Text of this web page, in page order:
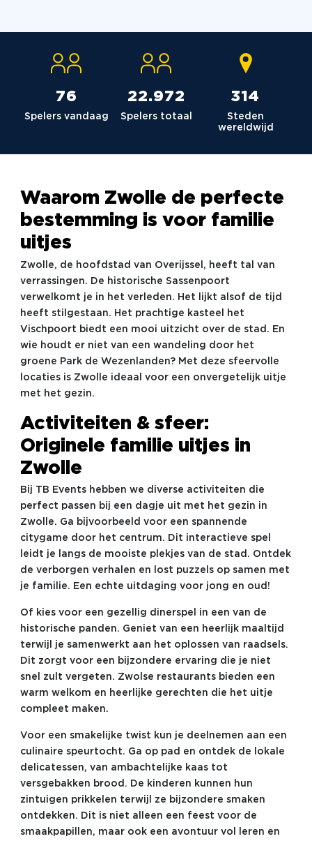
76
Spelers vandaag
23.036
Spelers totaal
315
Steden
wereldwijd
Waarom Zwolle de perfecte
bestemming is voor familie
uitjes
Zwolle, de hoofdstad van Overijssel, heeft tal van
verrassingen. De historische Sassenpoort
verwelkomt je in het verleden. Het lijkt alsof de tijd
heeft stilgestaan. Het prachtige kasteel het
Vischpoort biedt een mooi uitzicht over de stad. En
wie houdt er niet van een wandeling door het
groene Park de Wezenlanden? Met deze sfeervolle
locaties is Zwolle ideaal voor een onvergetelijk uitje
met het gezin.
Activiteiten & sfeer:
Originele familie uitjes in
Zwolle
Bij TB Events hebben we diverse activiteiten die
perfect passen bij een dagje uit met het gezin in
Zwolle. Ga bijvoorbeeld voor een spannende
citygame door het centrum. Dit interactieve spel
leidt je langs de mooiste plekjes van de stad. Ontdek
de verborgen verhalen en lost puzzels op samen met
je familie. Een echte uitdaging voor jong en oud!
Of kies voor een gezellig dinerspel in een van de
historische panden. Geniet van een heerlijk maaltijd
terwijl je samenwerkt aan het oplossen van raadsels.
Dit zorgt voor een bijzondere ervaring die je niet
snel zult vergeten. Zwolse restaurants bieden een
warm welkom en heerlijke gerechten die het uitje
compleet maken.
Voor een smakelijke twist kun je deelnemen aan een
culinaire speurtocht. Ga op pad en ontdek de lokale
delicatessen, van ambachtelijke kaas tot
versgebakken brood. De kinderen kunnen hun
zintuigen prikkelen terwijl ze bijzondere smaken
ontdekken. Dit is niet alleen een feest voor de
smaakpapillen, maar ook een avontuur vol leren en